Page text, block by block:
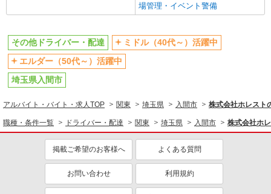
場管理・イベント警備
その他ドライバー・配達
ミドル（40代～）活躍中
エルダー（50代～）活躍中
埼玉県入間市
アルバイト・バイト・求人TOP 関東 埼玉県 入間市 株式会社ホレスト
職種・条件一覧 ドライバー・配達 関東 埼玉県 入間市 株式会社ホ
掲載ご希望のお客様へ よくある質問
お問い合わせ 利用規約